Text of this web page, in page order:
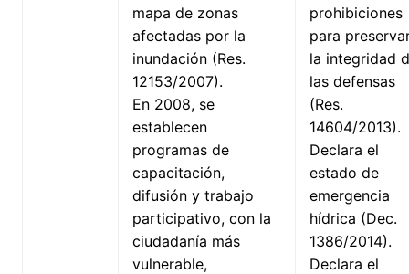
mapa de zonas
afectadas por la
inundación (Res.
12153/2007).
En 2008, se
establecen
programas de
capacitación,
difusión y trabajo
participativo, con la
ciudadanía más
vulnerable,
prohibiciones
para
la integridad
las defensas
(Res.
14604/2013).
Declara el
estado de
emergencia
hídrica (Dec.
1386/2014).
Declara el